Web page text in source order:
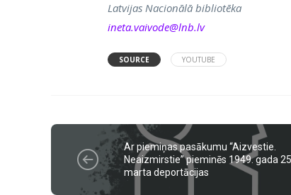
Latvijas Nacionālā bibliotēka
ineta.vaivode@lnb.lv
SOURCE YOUTUBE
Ar piemiņas pasākumu “Aizvestie.
Neaizmirstie” pieminēs 1949. gada 25.
marta deportācijas